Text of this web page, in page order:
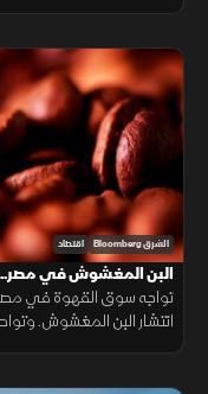
الشرق Bloomberg اقتصاد
البن المغشوش في مصر..
تواجه سوق القهوة في مصر
انتشار البن المغشوش.